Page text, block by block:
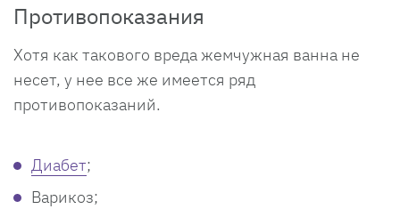
Противопоказания
Хотя как такового вреда жемчужная ванна не
несет, у нее все же имеется ряд
противопоказаний.
Диабет;
Варикоз;